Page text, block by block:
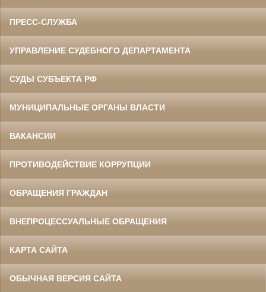
ПРЕСС-СЛУЖБА
УПРАВЛЕНИЕ СУДЕБНОГО ДЕПАРТАМЕНТА
СУДЫ СУБЪЕКТА РФ
МУНИЦИПАЛЬНЫЕ ОРГАНЫ ВЛАСТИ
ВАКАНСИИ
ПРОТИВОДЕЙСТВИЕ КОРРУПЦИИ
ОБРАЩЕНИЯ ГРАЖДАН
ВНЕПРОЦЕССУАЛЬНЫЕ ОБРАЩЕНИЯ
КАРТА САЙТА
ОБЫЧНАЯ ВЕРСИЯ САЙТА